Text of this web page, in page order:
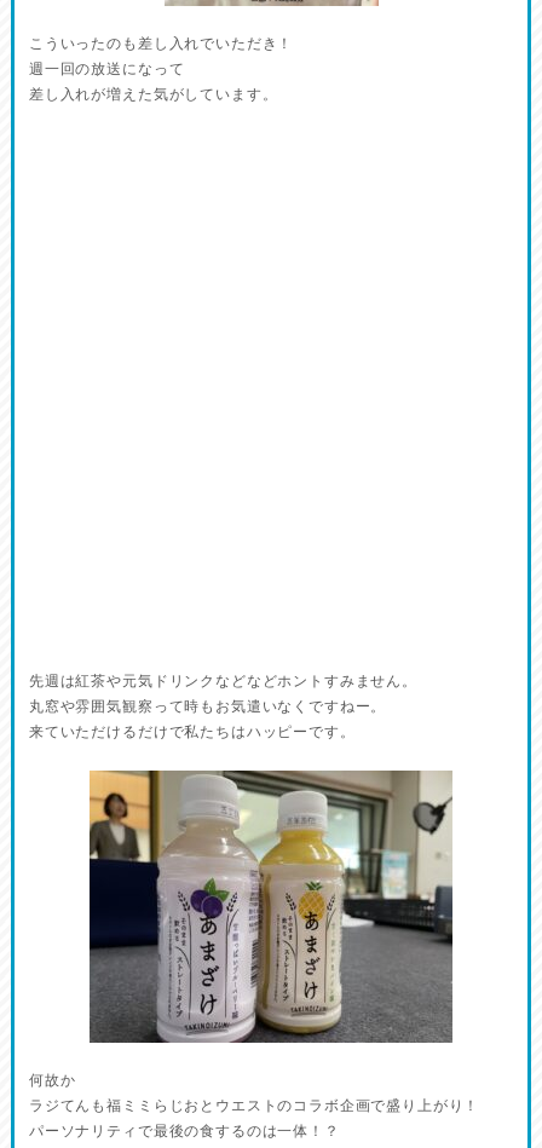
こういったのも差し入れでいただき！
週一回の放送になって
差し入れが増えた気がしています。
先週は紅茶や元気ドリンクなどなどホントすみません。
丸窓や雰囲気観察って時もお気遣いなくですねー。
来ていただけるだけで私たちはハッピーです。
何故か
ラジてんも福ミミらじおとウエストのコラボ企画で盛り上がり！
パーソナリティで最後の食するのは一体！？